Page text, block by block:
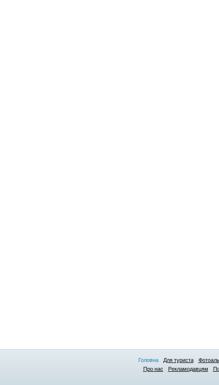
Головна Для туриста
Про нас
Рекламодавцям